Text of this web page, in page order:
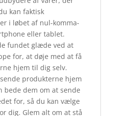
kan faktisk
i løbet af nul-komma-
eller tablet.
fundet glæde ved at
for, at døje med at få
hjem til dig selv.
produkterne hjem
bede dem om at sende
for, så du kan vælge
dig. Glem alt om at stå